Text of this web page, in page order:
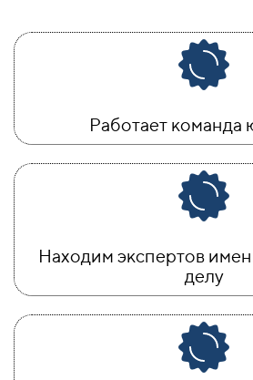
Работает команда
Находим экспертов
делу